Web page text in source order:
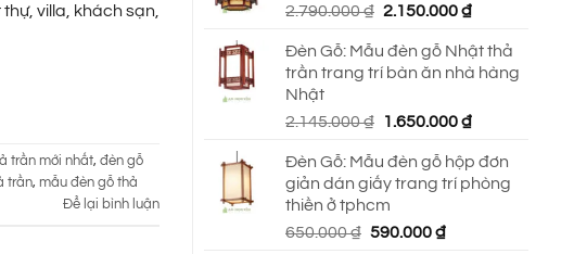
villa, khách sạn,
trần mới nhất, đèn gỗ
trần, mẫu đèn gỗ thả
Để lại bình luận
690.000 ₫.
2.790.000₫ Giá
là:
2.790.000 ₫.
2.150.000₫Giá
tại
là:
Đèn Gỗ: Mẫu đèn gỗ Nhật thả
trần trang trí bàn ăn nhà hàng
Nhật
2.145.000₫
Giá
là:
2.145.000 ₫.
1.650.000₫Giá
tại
là:
Đèn Gỗ: Mẫu đèn gỗ hộp đơn
giản dán giấy trang trí phòng
thiền ở tphcm
650.000₫ Giá
590.000₫Giá